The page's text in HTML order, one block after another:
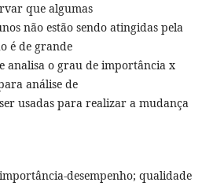
que algumas
não estão sendo atingidas pela
é de grande
analisa o grau de importância x
análise de
usadas para realizar a mudança
desempenho; qualidade